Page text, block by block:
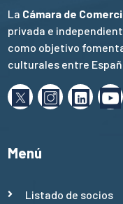
La Cámara de
privada e
como objetivo
culturales entre
Menú
Listado de socios